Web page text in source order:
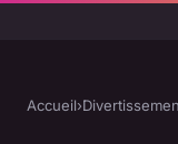
Accueil›